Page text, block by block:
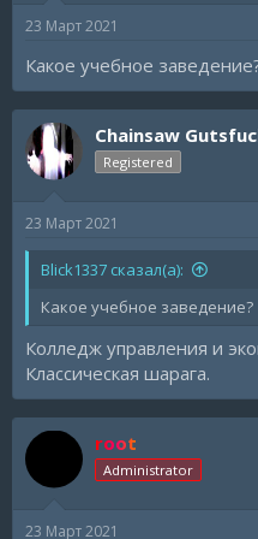
23 Март 2021
Какое учебное
Chainsaw
Registered
23 Март 2021
Blick1337 сказал(а):
Какое учебное заведение?
Колледж управления и
Классическая шарага.
root
Administrator
23 Март 2021